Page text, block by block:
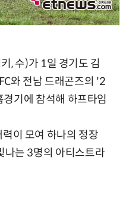
, 수)가 1일 경기도 김
와 전남 드래곤즈의 '2
기에 참석해 하프타임
이 모여 하나의 정장
나는 3명의 아티스트라